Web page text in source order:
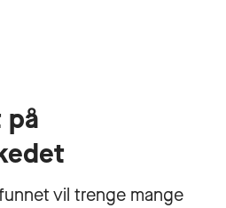
vil trenge mange